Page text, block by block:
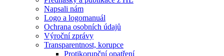
Napsali nám
Logo a logomanuál
Ochrana osobních údajů
Výroční zprávy
Transparentnost, korupce
Protikorupční opatření